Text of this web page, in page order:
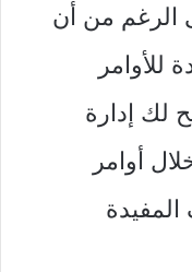
الرغم من أن
للأوامر
لك إدارة
أوامر